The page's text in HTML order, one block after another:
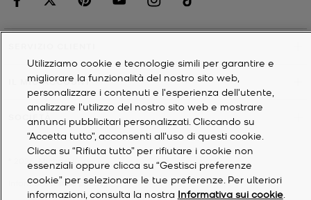
IL MIO ACCOUNT
Michael Kors
Informativa sulla privacy
Utilizziamo cookie e tecnologie simili per garantire e
migliorare la funzionalità del nostro sito web,
personalizzare i contenuti e l'esperienza dell'utente,
analizzare l'utilizzo del nostro sito web e mostrare
annunci pubblicitari personalizzati. Cliccando su
“Accetta tutto”, acconsenti all'uso di questi cookie.
Clicca su “Rifiuta tutto” per rifiutare i cookie non
essenziali oppure clicca su “Gestisci preferenze
cookie” per selezionare le tue preferenze. Per ulteriori
informazioni, consulta la nostra Informativa sui cookie.